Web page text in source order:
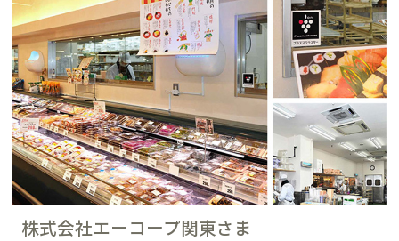
株式会社エーコープ関東さま